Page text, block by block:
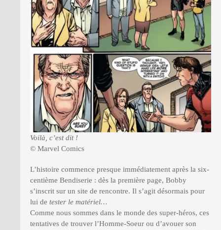
Voilà, c’est dit !
© Marvel Comics
L’histoire commence presque immédiatement après la six-
centième Bendiserie : dès la première page, Bobby
s’inscrit sur un site de rencontre. Il s’agit désormais pour
lui de tester le matériel…
Comme nous sommes dans le monde des super-héros, ces
tentatives de trouver l’Homme-Soeur ou d’avouer son